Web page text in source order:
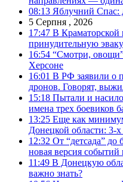
08:13 Яблучний Спас:
5 Серпня , 2026
17:47 В Краматорской
принудительную
16:54 “Смотри,
Херсоне
16:01 В РФ заявили о
дронов. Говорят,
15:18 Пытали и
имена трех боевиков
13:25 Еще как
Донецкой области: 3-
12:32 От “детсада” до
новая версия событий
11:49 В Донецкую
важно знать?